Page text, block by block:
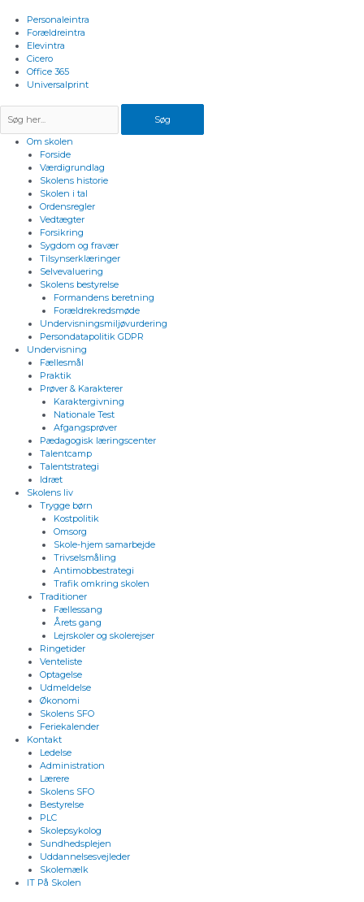
indholdet
Personaleintra
Forældreintra
Elevintra
Cicero
Office 365
Universalprint
Søg
Om skolen
Forside
Værdigrundlag
Skolens historie
Skolen i tal
Ordensregler
Vedtægter
Forsikring
Sygdom og fravær
Tilsynserklæringer
Selvevaluering
Skolens bestyrelse
Formandens beretning
Forældrekredsmøde
Undervisningsmiljøvurdering
Persondatapolitik GDPR
Undervisning
Fællesmål
Praktik
Prøver & Karakterer
Karaktergivning
Nationale Test
Afgangsprøver
Pædagogisk læringscenter
Talentcamp
Talentstrategi
Idræt
Skolens liv
Trygge børn
Kostpolitik
Omsorg
Skole-hjem samarbejde
Trivselsmåling
Antimobbestrategi
Trafik omkring skolen
Traditioner
Fællessang
Årets gang
Lejrskoler og skolerejser
Ringetider
Venteliste
Optagelse
Udmeldelse
Økonomi
Skolens SFO
Feriekalender
Kontakt
Ledelse
Administration
Lærere
Skolens SFO
Bestyrelse
PLC
Skolepsykolog
Sundhedsplejen
Uddannelsesvejleder
Skolemælk
IT På Skolen